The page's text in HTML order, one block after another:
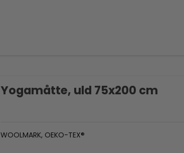
Yogamåtte, uld 75x200 cm
WOOLMARK, OEKO-TEX®